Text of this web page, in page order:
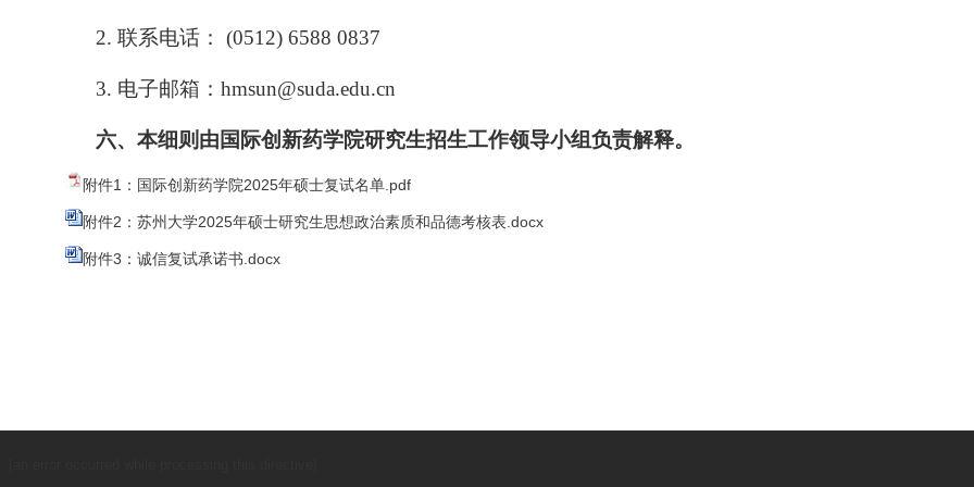
2. 联系电话： (0512) 6588 0837
3. 电子邮箱： hmsun@suda.edu.cn
六、本细则由国际创新药学院研究生招生工作领导小组负责解释。
附件1：国际创新药学院2025年硕士复试名单.pdf
附件2：苏州大学2025年硕士研究生思想政治素质和品德考核表.docx
附件3：诚信复试承诺书.docx